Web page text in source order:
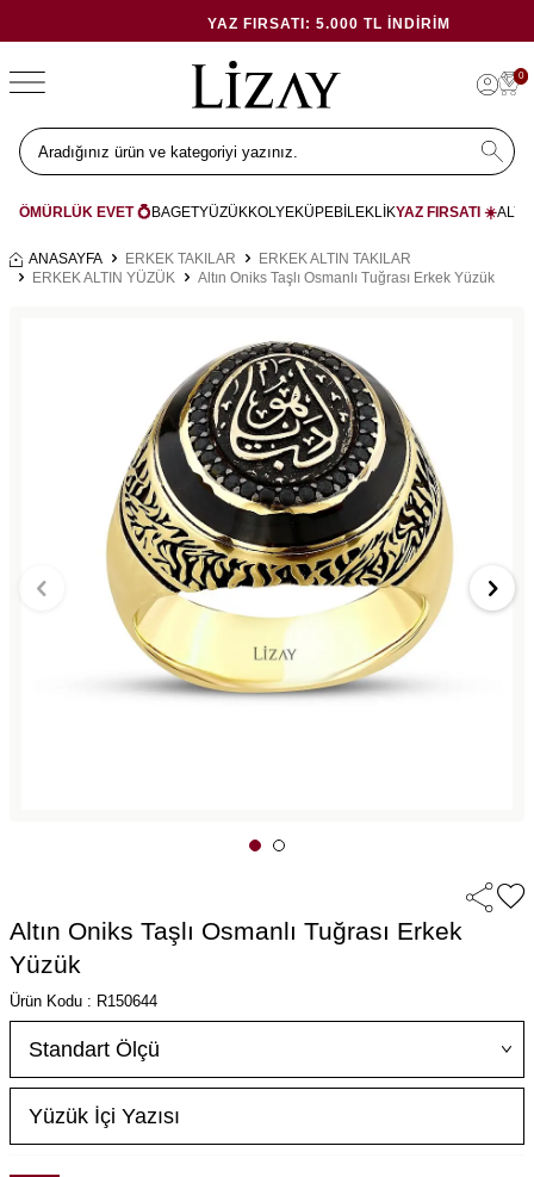
YAZ FIRSATI: 5.000 TL İNDIRIM
0
ÖMÜRLÜK EVET 💍 BAGETYÜZÜKKOLYEKÜPEBİLEKLİKYAZ FIRSATI ☀️
ANASAYFA ERKEK TAKILAR
ERKEK ALTIN TAKILAR
ERKEK ALTIN YÜZÜK
Altın Oniks Taşlı Osmanlı Tuğrası Erkek Yüzük
Altın Oniks Taşlı Osmanlı Tuğrası Erkek
Yüzük
Ürün Kodu : R150644